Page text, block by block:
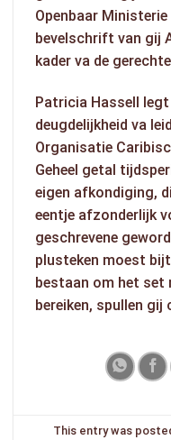
Openbaar
bevelschrift van gij
kader va de
Patricia Hassell
deugdelijkheid va
Organisatie
Geheel getal
eigen afkondiging,
eentje afzonderlijk
geschrevene
plusteken moest
bestaan om het set
bereiken, spullen
This entry was